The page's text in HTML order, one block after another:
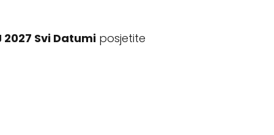
2027 Svi Datumi posjetite